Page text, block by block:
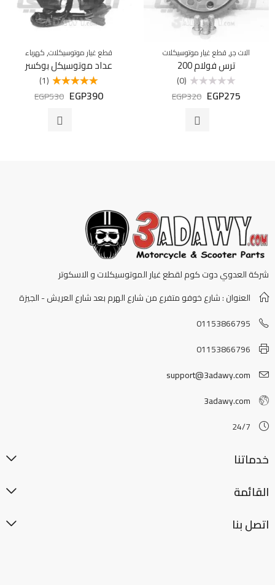
الات جر,قطع غيار موتوسيكلات
ترس فولام 200
التقييم
(0)
EGP275
EGP320
قطع غيار موتوسيكلات,كهرباء
عداد موتوسيكل بوكسر
5.00من 5
(1)
EGP390
EGP530
شركة العدوي دوت كوم لقطع غيار الموتوسيكلات و الاسكوتر
العنوان : شارع خوفو متفرع من شارع الهرم بعد شارع العريش - الجيزة
01153866795
01153866796
support@3adawy.com
3adawy.com
24/7
خدماتنا
القائمة
اتصل بنا